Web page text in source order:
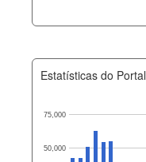
Estatísticas do Portal
50,000
75,000